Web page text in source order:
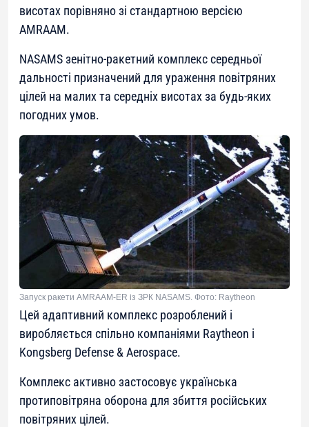
висотах порівняно зі стандартною версією
АMRAAM.
NASAMS зенітно-ракетний комплекс середньої
дальності призначений для ураження повітряних
цілей на малих та середніх висотах за будь-яких
погодних умов.
Запуск ракети AMRAAM-ER із ЗРК NASAMS. Фото: Raytheon
Цей адаптивний комплекс розроблений і
виробляється спільно компаніями Raytheon і
Kongsberg Defense & Aerospace.
Комплекс активно застосовує українська
протиповітряна оборона для збиття російських
повітряних цілей.